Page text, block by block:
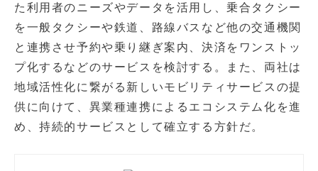
た利用者のニーズやデータを活用し、乗合タクシー
を一般タクシーや鉄道、路線バスなど他の交通機関
と連携させ予約や乗り継ぎ案内、決済をワンストッ
プ化するなどのサービスを検討する。また、両社は
地域活性化に繋がる新しいモビリティサービスの提
供に向けて、異業種連携によるエコシステム化を進
め、持続的サービスとして確立する方針だ。